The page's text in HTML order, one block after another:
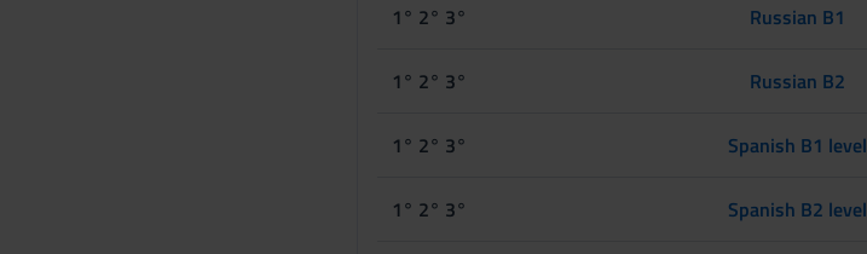
1° 2° 3° Russian B1
1° 2° 3° Russian B2
1° 2° 3° Spanish B1 level
1° 2° 3° Spanish B2 level